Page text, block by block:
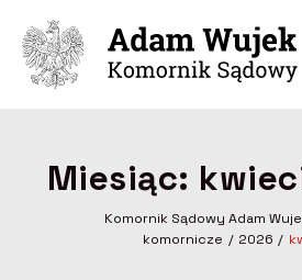
Miesiąc:
Komornik Sądowy Adam
komornicze
2026